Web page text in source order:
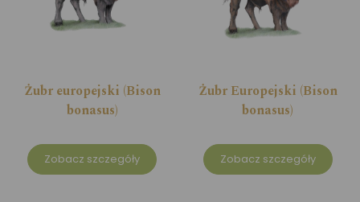
Żubr europejski (Bison
bonasus)
Zobacz szczegóły
Żubr Europejski (Bison
bonasus)
Zobacz szczegóły